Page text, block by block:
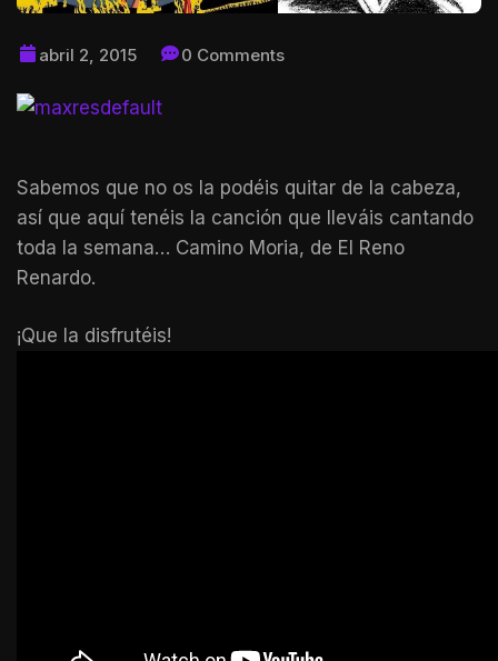
abril 2, 2015 0 Comments
Sabemos que no os la podéis quitar de la cabeza,
así que aquí tenéis la canción que lleváis cantando
toda la semana… Camino Moria, de El Reno
Renardo.
¡Que la disfrutéis!